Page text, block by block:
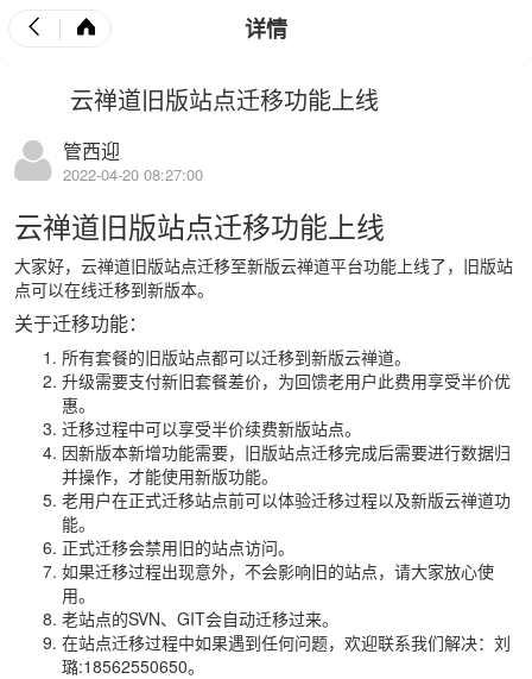
详情
云禅道旧版站点迁移功能上线
管西迎
2022-04-20 08:27:00
云禅道旧版站点迁移功能上线
大家好，云禅道旧版站点迁移至新版云禅道平台功能上线了，旧版站
点可以在线迁移到新版本。
关于迁移功能：
所有套餐的旧版站点都可以迁移到新版云禅道。
升级需要支付新旧套餐差价，为回馈老用户此费用享受半价优
惠。
迁移过程中可以享受半价续费新版站点。
因新版本新增功能需要，旧版站点迁移完成后需要进行数据归
并操作，才能使用新版功能。
老用户在正式迁移站点前可以体验迁移过程以及新版云禅道功
能。
正式迁移会禁用旧的站点访问。
如果迁移过程出现意外，不会影响旧的站点，请大家放心使
用。
老站点的SVN、GIT会自动迁移过来。
在站点迁移过程中如果遇到任何问题，欢迎联系我们解决：刘
璐:18562550650。